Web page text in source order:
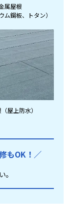
属屋根
ム鋼板、
トタン）
屋上防水）
もOK！／
。